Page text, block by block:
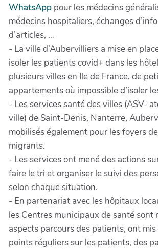
WhatsApp pour les médecins
médecins hospitaliers, échanges
d’articles, …
- La ville d’Aubervilliers a mise en
isoler les patients covid+ dans les
plusieurs villes en Ile de France, de
appartements où impossible d’isoler
- Les services santé des villes (ASV-
ville) de Saint-Denis, Nanterre,
mobilisés également pour les foyers
migrants.
- Les services ont mené des actions
faire le tri et organiser le suivi des
selon chaque situation.
- En partenariat avec les hôpitaux
les Centres municipaux de santé sont
aspects parcours des patients, ont
points réguliers sur les patients, des